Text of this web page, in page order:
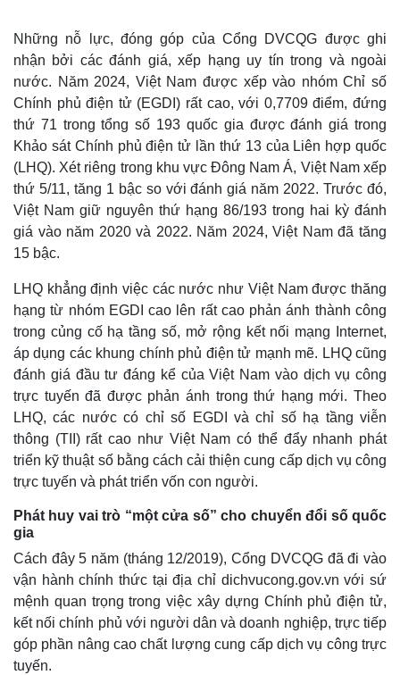
Những nỗ lực, đóng góp của Cổng DVCQG được ghi
nhận bởi các đánh giá, xếp hạng uy tín trong và ngoài
nước. Năm 2024, Việt Nam được xếp vào nhóm Chỉ số
Chính phủ điện tử (EGDI) rất cao, với 0,7709 điểm, đứng
thứ 71 trong tổng số 193 quốc gia được đánh giá trong
Khảo sát Chính phủ điện tử lần thứ 13 của Liên hợp quốc
(LHQ). Xét riêng trong khu vực Đông Nam Á, Việt Nam xếp
thứ 5/11, tăng 1 bậc so với đánh giá năm 2022. Trước đó,
Việt Nam giữ nguyên thứ hạng 86/193 trong hai kỳ đánh
giá vào năm 2020 và 2022. Năm 2024, Việt Nam đã tăng
15 bậc.
LHQ khẳng định việc các nước như Việt Nam được thăng
hạng từ nhóm EGDI cao lên rất cao phản ánh thành công
trong củng cố hạ tầng số, mở rộng kết nối mạng Internet,
áp dụng các khung chính phủ điện tử mạnh mẽ. LHQ cũng
đánh giá đầu tư đáng kể của Việt Nam vào dịch vụ công
trực tuyến đã được phản ánh trong thứ hạng mới. Theo
LHQ, các nước có chỉ số EGDI và chỉ số hạ tầng viễn
thông (TII) rất cao như Việt Nam có thể đẩy nhanh phát
triển kỹ thuật số bằng cách cải thiện cung cấp dịch vụ công
trực tuyến và phát triển vốn con người.
Phát huy vai trò “một cửa số” cho chuyển đổi số quốc
gia
Cách đây 5 năm (tháng 12/2019), Cổng DVCQG đã đi vào
vận hành chính thức tại địa chỉ dichvucong.gov.vn với sứ
mệnh quan trọng trong việc xây dựng Chính phủ điện tử,
kết nối chính phủ với người dân và doanh nghiệp, trực tiếp
góp phần nâng cao chất lượng cung cấp dịch vụ công trực
tuyến.